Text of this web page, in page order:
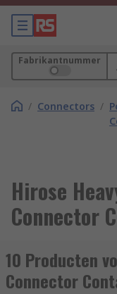
Fabrikantnummer
/ Connectors /
Hirose
Connector
10 Producten
Connector